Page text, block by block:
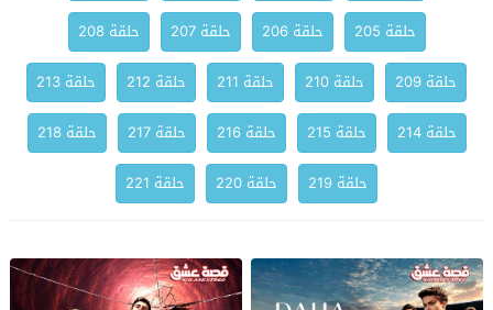
حلقة 205
حلقة 206 حلقة 207
حلقة 208
حلقة 209
حلقة 210 حلقة 211 حلقة 212
حلقة 213
حلقة 214
حلقة 215 حلقة 216 حلقة 217
حلقة 218
حلقة 219
حلقة 220 حلقة 221